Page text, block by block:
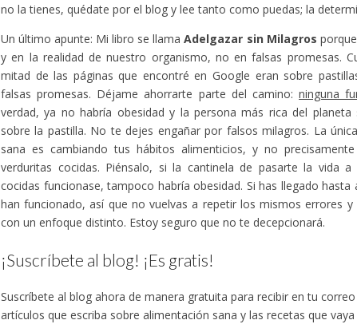
no la tienes, quédate por el blog y lee tanto como puedas; la
Un último apunte: Mi libro se llamaAdelgazar sin Milagros
y en la realidad de nuestro organismo, no en falsas promesas.
mitad de las páginas que encontré en Google eran sobre
falsas promesas. Déjame ahorrarte parte del camino:ninguna
verdad, ya no habría obesidad y la persona más rica del planeta
sobre la pastilla. No te dejes engañar por falsos milagros. La
sana es cambiando tus hábitos alimenticios, y no
verduritas cocidas. Piénsalo, si la cantinela de pasarte la vida
cocidas funcionase, tampoco habría obesidad. Si has llegado
han funcionado, así que no vuelvas a repetir los mismos errores
con un enfoque distinto. Estoy seguro que no te decepcionará.
¡Suscríbete al blog! ¡Es gratis!
Suscríbete al blog ahora de manera gratuita para recibir en tu
artículos que escriba sobre alimentación sana y las recetas que